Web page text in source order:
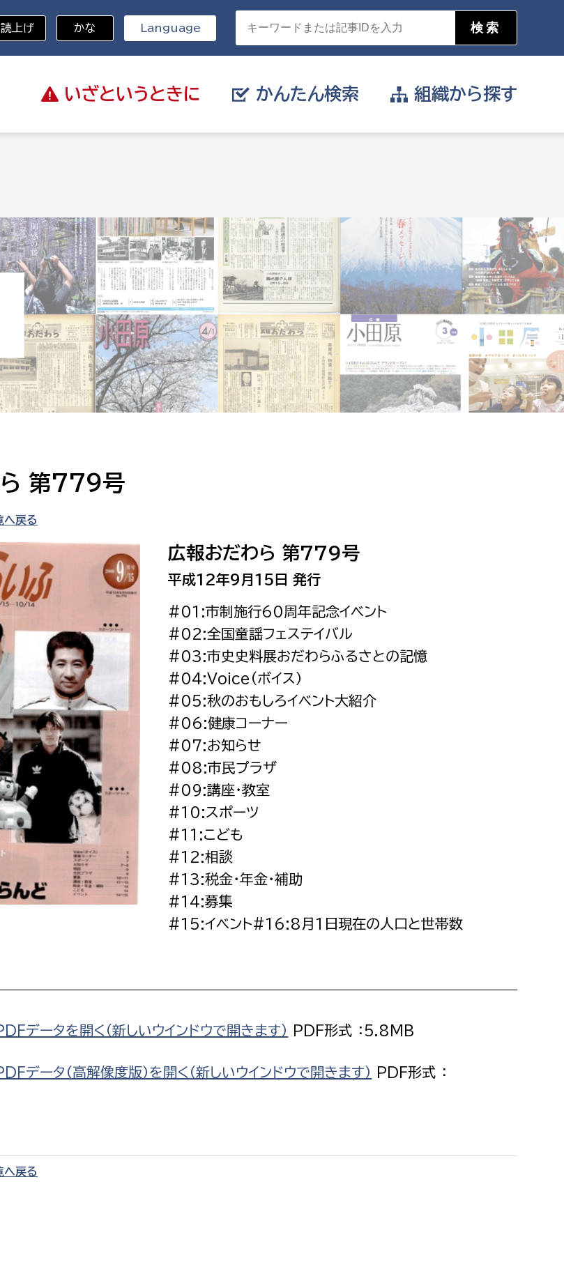
いざと いうときに
ドマップ 避難場所 消防
かんたん検索
・子育て
・安全
・健康
・エネルギー
基盤
活動・地域づくり
経営
会
届け出や申請をしたい
証明書がほしい
相談をしたい
支払いをしたい
働きたい
まちづくりに関わりたい
組織から探す
総務課
職員課
財産管理課
契約検査課
市税総務課
市民税課
資産税課
事業課
文化部
生涯学習課
文化財課
スポーツ課
小田原城総合管理事務所
環境部
経済部
産業政策課
水産海浜課
都市部
都市政策課
都市計画課
建築指導課
市立総合医療センター
患者サポートセンター
病院管理局：経営管理課
病院管理局：施設用度課
病院管理局：医事課
情報司令課
選挙管理委員会事務局
選挙管理委員会事務局
監査事務局
監査事務局
読上げ かな Language
ら 第779号
戻る
広報おだわら 第779号
平成12年9月15日 発行
#01:市制施行60周年記念イベント
#02:全国童謡フェステイバル
#03:市史史料展おだわらふるさとの記憶
#04:Voice(ボイス）
#05:秋のおもしろイベント大紹介
#06:健康コーナー
#07:お知らせ
#08:市民プラザ
#09:講座・教室
#10:スポーツ
#11:こども
#12:相談
#13:税金・年金・補助
#14:募集
#15:イベント#16:8月1日現在の人口と世帯数
データを開く（新しいウインドウで開きます） PDF形式 ：5.8MB
データ（高解像度版）を開く（新しいウインドウで開きます）
PDF形式 ：
戻る